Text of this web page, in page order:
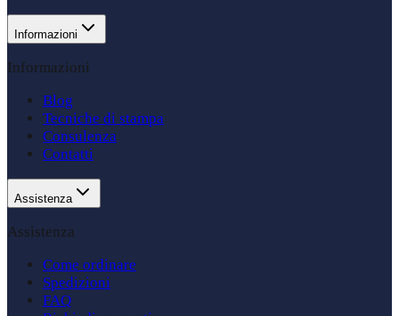
Informazioni
Informazioni
Blog
Tecniche di stampa
Consulenza
Contatti
Assistenza
Assistenza
Come ordinare
Spedizioni
FAQ